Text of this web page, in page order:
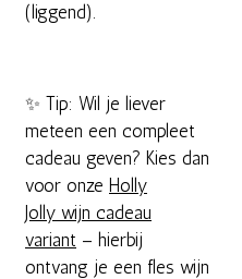
(liggend).
✨ Tip: Wil je liever
meteen een compleet
cadeau geven? Kies dan
voor onze Holly
Jolly wijn cadeau
variant – hierbij
ontvang je een fles wijn